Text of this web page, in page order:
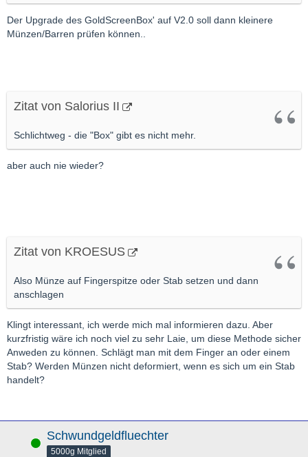
Der Upgrade des GoldScreenBox' auf V2.0 soll dann kleinere
Münzen/Barren prüfen können..
Zitat von Salorius II
Schlichtweg - die "Box" gibt es nicht mehr.
aber auch nie wieder?
Zitat von KROESUS
Also Münze auf Fingerspitze oder Stab setzen und dann
anschlagen
Klingt interessant, ich werde mich mal informieren dazu. Aber
kurzfristig wäre ich noch viel zu sehr Laie, um diese Methode sicher
Anweden zu können. Schlägt man mit dem Finger an oder einem
Stab? Werden Münzen nicht deformiert, wenn es sich um ein Stab
handelt?
Online Schwundgeldfluechter
5000g Mitglied